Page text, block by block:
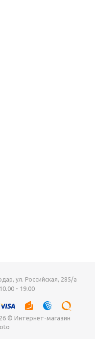
ул. Российская, 285/а
- 19.00
© Интернет-магазин